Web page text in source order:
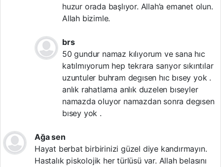
huzur orada başlıyor. Allah’a emanet olun.
Allah bizimle.
brs
50 gundur namaz kılıyorum ve sana hıc
katılmıyorum hep tekrara sarıyor sıkıntılar
uzuntuler buhram degısen hıc bısey yok .
anlık rahatlama anlık duzelen bıseyler
namazda oluyor namazdan sonra degısen
bısey yok .
Ağa sen
Hayat berbat birbirinizi güzel diye kandırmayın.
Hastalık piskolojik her türlüsü var. Allah belasını